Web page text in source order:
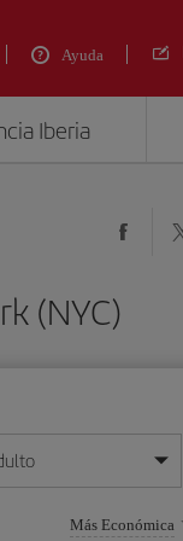
Ayuda
Iberia
(NYC)
mes/año
Más Económica